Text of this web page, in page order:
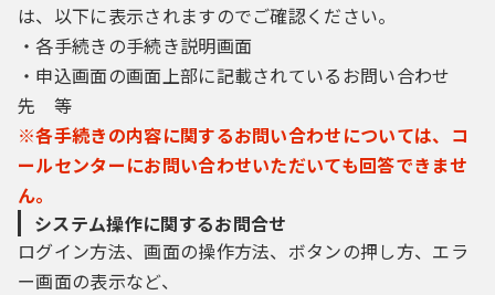
は、以下に表示されますのでご確認ください。
・各手続きの手続き説明画面
・申込画面の画面上部に記載されているお問い合わせ
先 等
※各手続きの内容に関するお問い合わせについては、コ
ールセンターにお問い合わせいただいても回答できませ
ん。
システム操作に関するお問合せ
ログイン方法、画面の操作方法、ボタンの押し方、エラ
ー画面の表示など、